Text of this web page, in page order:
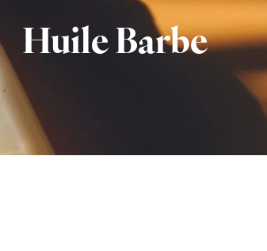
Huile Barbe